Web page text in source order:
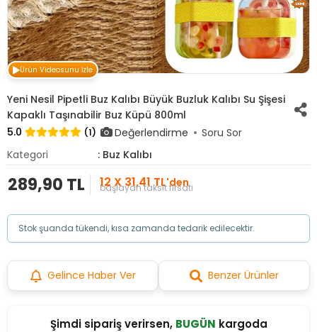
Ürün Videosunu İzle
Yeni Nesil Pipetli Buz Kalıbı Büyük Buzluk Kalıbı Su Şişesi
Kapaklı Taşınabilir Buz Küpü 800ml
5.0
(1) Değerlendirme
Soru Sor
Kategori
: Buz Kalıbı
289,90 TL 12 X 31,41 TL'den
başlayan taksit fırsatı
Stok şuanda tükendi, kısa zamanda tedarik edilecektir.
Gelince Haber Ver Benzer Ürünler
Şimdi sipariş verirsen, BUGÜN kargoda